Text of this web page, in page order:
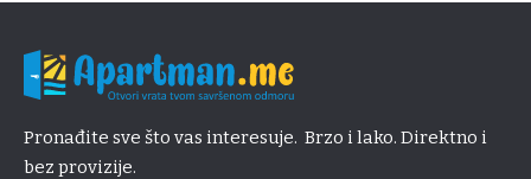
Pronađite sve što vas interesuje. Brzo i lako. Direktno i
bez provizije.